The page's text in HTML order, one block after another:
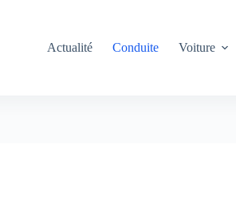
Actualité Conduite Voiture